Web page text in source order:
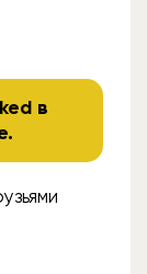
в
.